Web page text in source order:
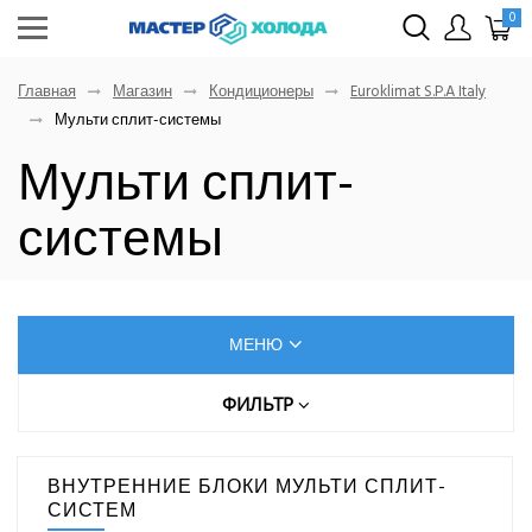
0
Главная Магазин Кондиционеры
Euroklimat S.P.A Italy
Мульти сплит-системы
Мульти сплит-
системы
МЕНЮ
Dahatsu
Denko
ФИЛЬТР
До
ВНУТРЕННИЕ БЛОКИ МУЛЬТИ СПЛИТ-
СИСТЕМ